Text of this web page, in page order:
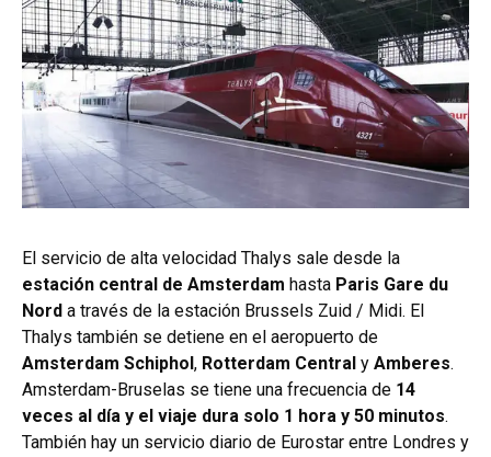
El servicio de alta velocidad Thalys sale desde la
estación central de Amsterdam hasta Paris Gare du
Nord a través de la estación Brussels Zuid / Midi. El
Thalys también se detiene en el aeropuerto de
Amsterdam Schiphol , Rotterdam Central y Amberes.
Amsterdam-Bruselas se tiene una frecuencia de 14
veces al día y el viaje dura solo 1 hora y 50 minutos.
También hay un servicio diario de Eurostar entre Londres y